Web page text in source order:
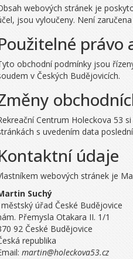
webových stránek je
jsou vyloučeny. Není
právo
obchodní podmínky jsou
v Českých Budějovicích.
Centrum Holeckova 53
s uvedením data
údaje
webových stránek je
Suchý
úřad České Budějovice
Přemysla Otakara II. 1/1
92 České Budějovice
republika
martin@holeckova53.cz